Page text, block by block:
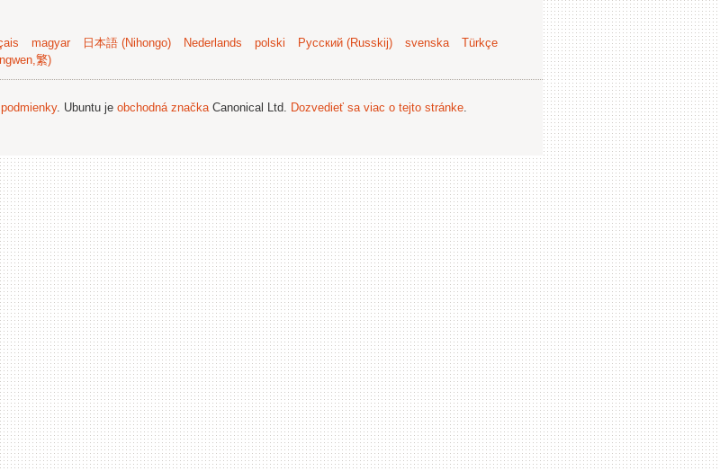
magyar 日本語 (Nihongo) Nederlands polski Русский (Russkij) svenska
Türkçe
繁)
. Ubuntu je obchodná značkaCanonical Ltd. Dozvedieť sa viac o tejto stránke.